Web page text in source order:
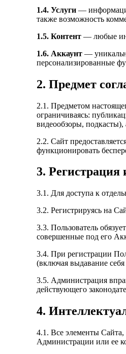
1.4. Услуги —
также возможность
1.5. Контент — любые
1.6. Аккаунт —
персонализированные
2. Предмет
2.1. Предметом
ограничиваясь:
видеообзоры,
2.2. Сайт
функционировать
3. Регистрация
3.1. Для доступа к
3.2. Регистрируясь на
3.3. Пользователь
совершенные под его
3.4. При регистрации
(включая выдавание
3.5. Администрация
действующего
4.
4.1. Все элементы
Администрации или ее